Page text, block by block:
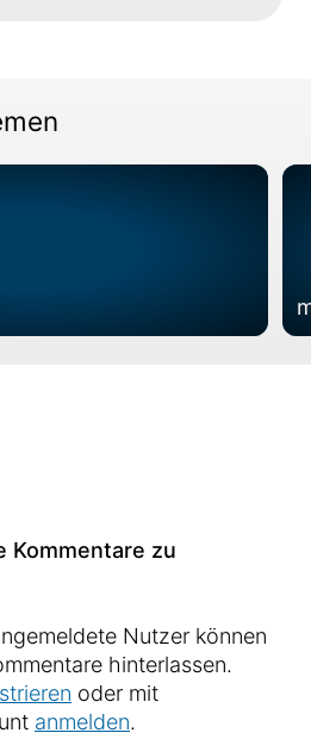
Kommentare zu
Nutzer können
hinterlassen.
oder mit
anmelden.